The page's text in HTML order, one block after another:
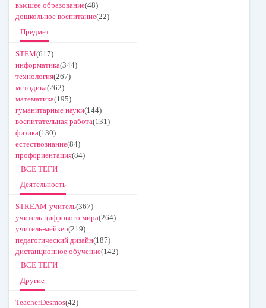
высшее образование(48)
дошкольное воспитание(22)
Предмет
STEM(617)
информатика(344)
технология(267)
методика(262)
математика(195)
гуманитарные науки(144)
воспитательная работа(131)
физика(130)
естествознание(84)
профориентация(84)
ВСЕ ТЕГИ
Деятельность
STREAM-учитель(367)
учитель цифрового мира(264)
учитель-мейкер(219)
педагогический дизайн(187)
дистанционное обучение(142)
ВСЕ ТЕГИ
Другие
TeacherDesmos(42)